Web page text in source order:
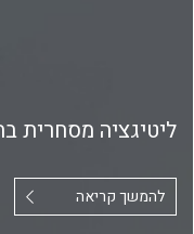
ליטיגציה מסחרית
להמשך קריאה